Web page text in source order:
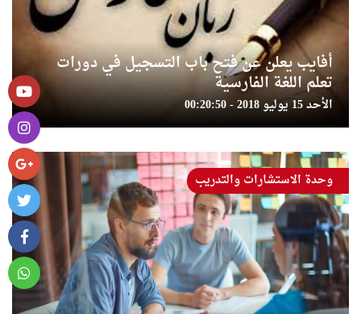
أفايب يعلن عن فتح باب التسجيل في دورات
تعلم اللغة الفارسية
الأحد 15 يوليو 2018 - 00:20:50
وحدة الاستشارات والتدريب